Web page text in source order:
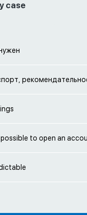
case
possible to open an